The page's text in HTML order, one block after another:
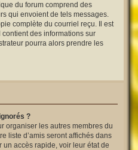
du forum comprend des
qui envoient de tels messages.
complète du courriel reçu. Il est
contient des informations sur
pourra alors prendre les
?
organiser les autres membres du
liste d’amis seront affichés dans
un accès rapide, voir leur état de